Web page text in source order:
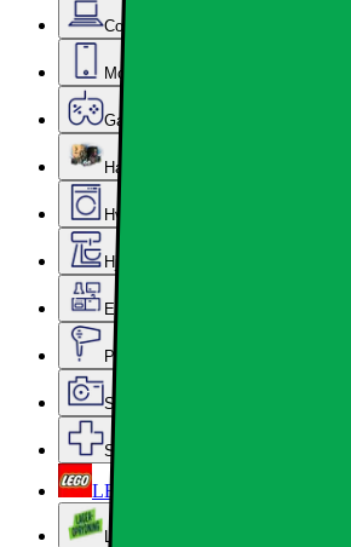
Computer & Kontor
Mobil, Tablet & Smartwatch
Gaming
Hardware
Hvidevarer
Hjem, Rengøring & Køkkenudstyr
Epoq køkken & bryggers
Personlig pleje, Skønhed & Velvære
Sport, Fritid & Hobby
Services & tilbehør
LEGO
Lageroprydning